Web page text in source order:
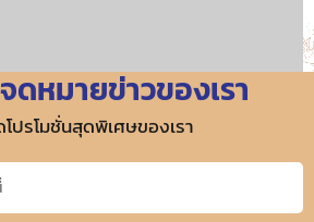
หมายข่าวของเรา
ปรโมชั่นสุดพิเศษของเรา